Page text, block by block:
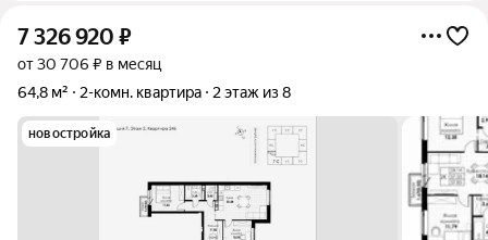
7 326 920 ₽
от 30 706 ₽ в месяц
64,8 м²
2-комн. квартира 2 этаж из 8
новостройка